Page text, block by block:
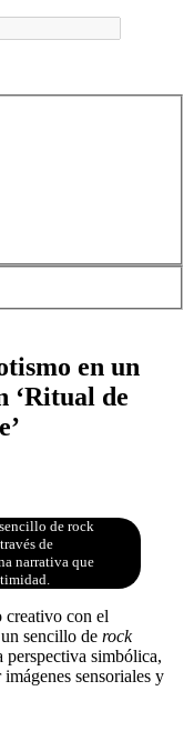
en un
‘Ritual de
de rock
de
narrativa que
creativo con el
sencillo de rock
perspectiva simbólica,
sensoriales y